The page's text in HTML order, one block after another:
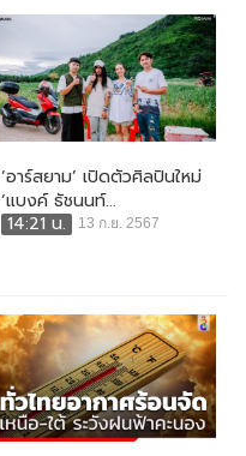
‘อาร์สยาม’ เปิดตัวศิลปินใหม่
‘แบงค์ ธัชนนท์...
14:21 น.
13 ก.ย. 2567